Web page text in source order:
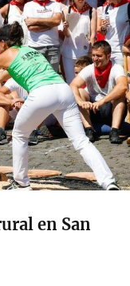
en San